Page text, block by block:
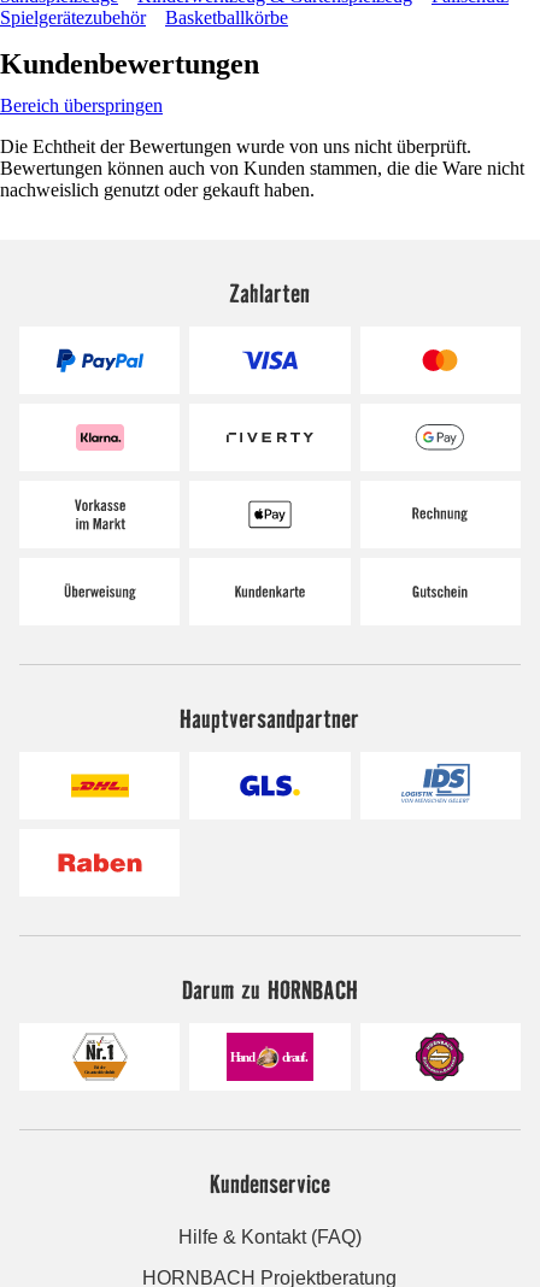
Spielgerätezubehör
Basketballkörbe
Kundenbewertungen
Bereich überspringen
Die Echtheit der Bewertungen wurde von uns nicht überprüft.
Bewertungen können auch von Kunden stammen, die die Ware nicht
nachweislich genutzt oder gekauft haben.
Zahlarten
Hauptversandpartner
Darum zu HORNBACH
Kundenservice
Hilfe & Kontakt (FAQ)
HORNBACH Projektberatung